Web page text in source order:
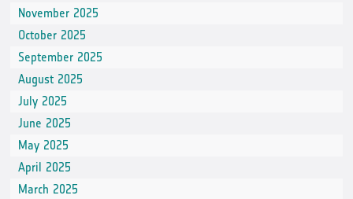
November 2025
October 2025
September 2025
August 2025
July 2025
June 2025
May 2025
April 2025
March 2025